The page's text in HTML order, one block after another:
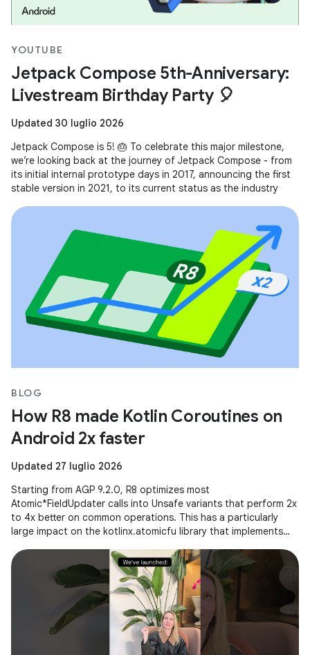
YOUTUBE
Jetpack Compose 5th-Anniversary:
Livestream Birthday Party 🎈
Updated 30 luglio 2026
Jetpack Compose is 5! 🎂 To celebrate this major milestone,
we’re looking back at the journey of Jetpack Compose - from
its initial internal prototype days in 2017, announcing the first
stable version in 2021, to its current status as the industry
BLOG
How R8 made Kotlin Coroutines on
Android 2x faster
Updated 27 luglio 2026
Starting from AGP 9.2.0, R8 optimizes most
Atomic*FieldUpdater calls into Unsafe variants that perform 2x
to 4x better on common operations. This has a particularly
large impact on the kotlinx.atomicfu library that implements